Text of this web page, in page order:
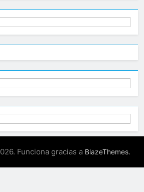
Funciona gracias a BlazeThemes.